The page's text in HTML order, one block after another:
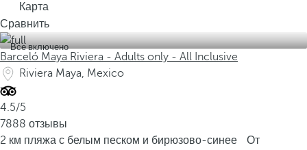
Карта
Сравнить
Все включено
Barceló Maya Riviera - Adults only - All Inclusive
Riviera Maya, Mexico
4.5/5
7888 отзывы
2 км пляжа с белым песком и бирюзово-синее
От
а
с
о
т
ы
.
З
д